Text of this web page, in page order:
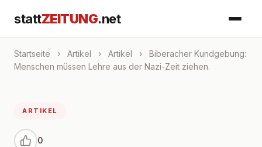
stattZEITUNG.net
Startseite › Artikel › Artikel ›
Biberacher Kundgebung:
Menschen müssen Lehre aus der Nazi-Zeit ziehen.
ARTIKEL
0